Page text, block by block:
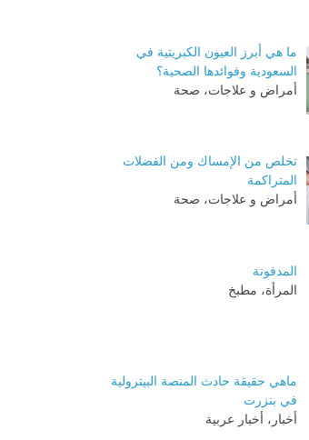
ما هي أبرز العيون الكبريتية في
السعودية وفوائدها الصحية؟
أمراض و علاجات، صحة
تخلص من الإمساك ومن الفضلات
المتراكمة
أمراض و علاجات، صحة
المدفونة
المرأة، مطبخ
ماهي حقيقة حادث المنصة البيترولية
في بنزرت
أخبار، أخبار عربية